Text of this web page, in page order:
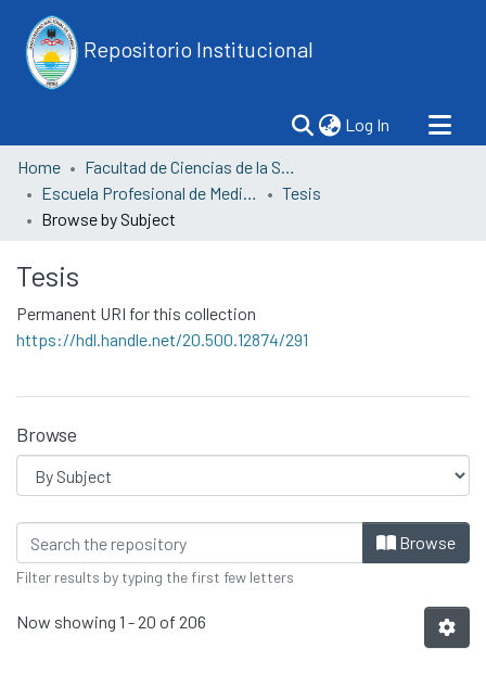
Repositorio Institucional
Log In (current)
Home
Facultad de Ciencias de la Salud
Escuela Profesional de Medicina Humana
Tesis
Browse by Subject
Tesis
Permanent URI for this collection
https://hdl.handle.net/20.500.12874/291
Browse
Browsing Tesis by Subject Browse
Filter results by typing the first few letters
Now showing 1 - 20 of 206